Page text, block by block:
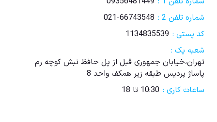
شماره تلفن 2 :
021-66743548
کد پستی : 1134835539
شعبه یک :
تهران،خیابان جمهوری قبل از پل حافظ نبش کوچه رم
پاساژ پردیس طبقه زیر همکف واحد 8
ساعات کاری : 10:30 تا 18